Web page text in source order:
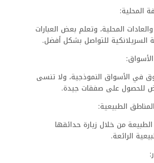
والعادات المحلية، وتعلم بعض العبارات
السريلانكية للتواصل بشكل أفضل.
في الأسواق النموذجية، ولا تنسى
للحصول على صفقات جيدة.
من خلال زيارة حدائقها
الرائعة.